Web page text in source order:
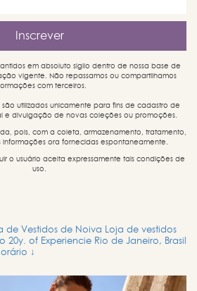
em absoluto sigilo dentro de nossa base de
vigente. Não repassamos ou compartilhamos
com terceiros.
utilizados unicamente para fins de cadastro de
e divulgação de novas coleções ou promoções.
pois, com a coleta, armazenamento, tratamento,
ora fornecidas espontaneamente.
o usuário aceita expressamente tais condições de
uso.
de Vestidos de Noiva Loja de vestidos
20y. of Experiencie Rio de Janeiro, Brasil
↓